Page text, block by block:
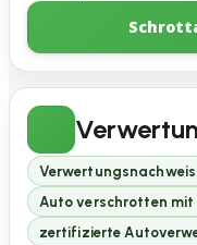
Auto verschrotten mit
zertifizierte